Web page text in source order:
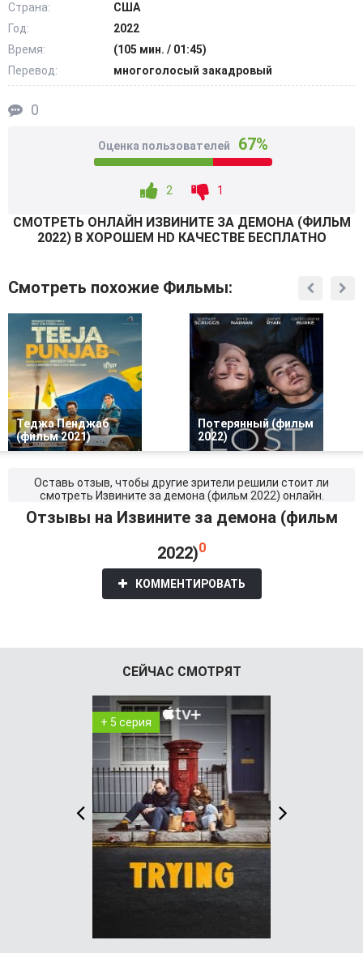
ловушку мужчина намерен дать отпор монстру,
надеявшемуся поглотить его душу, невзирая на
сопротивление. @Filmix.fan
Страна:
США
Год:
2022
Время:
(105 мин. / 01:45)
Перевод:
многоголосый закадровый
0
Оценка пользователей 67%
2 1
СМОТРEТЬ ОНЛАЙН ИЗВИНИТЕ ЗА ДЕМОНА (ФИЛЬМ
2022) В ХОРОШЕМ HD КАЧЕСТВЕ БЕСПЛАТНО
Смотреть похожие Фильмы:
Теджа Пенджаб
(фильм 2021)
Потерянный (фильм
2022)
Оставь отзыв, чтобы другие зрители решили стоит ли
смотреть Извините за демона (фильм 2022) онлайн.
Отзывы на Извините за демона (фильм
2022)0
КОММЕНТИРОВАТЬ
СЕЙЧАС СМОТРЯТ
+ 5 серия